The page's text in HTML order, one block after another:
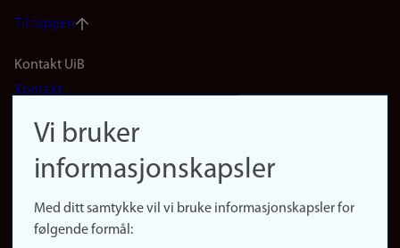
Til toppen
Footer
(no)
Kontakt UiB
Kontakt
Finn forsker
Presse
Finn studier
Ledige stillinger
Vi bruker
informasjonskapsler
Med ditt samtykke vil vi bruke informasjonskapsler for
følgende formål: